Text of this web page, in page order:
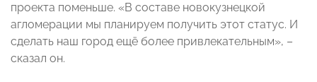
проекта поменьше. «В составе новокузнецкой
агломерации мы планируем получить этот статус. И
сделать наш город ещё более привлекательным», –
сказал он.